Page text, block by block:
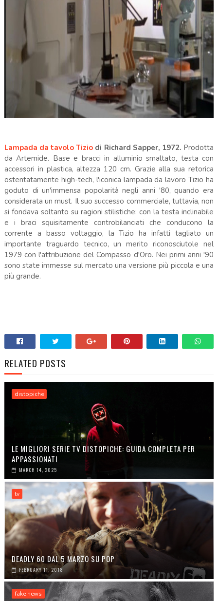
Lampada da tavolo Tizio di Richard Sapper, 1972. Prodotta
da Artemide. Base e bracci in alluminio smaltato, testa con
accessori in plastica, altezza 120 cm. Grazie alla sua retorica
ostentatamente high-tech, l'iconica lampada da lavoro Tizio ha
goduto di un'immensa popolarità negli anni '80, quando era
considerata un must. Il suo successo commerciale, tuttavia, non
si fondava soltanto su ragioni stilistiche: con la testa inclinabile
e i braci squisitamente controbilanciati che conducono la
corrente a basso voltaggio, la Tizio ha infatti tagliato un
importante traguardo tecnico, un merito riconosciutole nel
1979 con l'attribuzione del Compasso d'Oro. Nei primi anni '90
sono state immesse sul mercato una versione più piccola e una
più grande.
RELATED POSTS
distopiche
LE MIGLIORI SERIE TV DISTOPICHE: GUIDA COMPLETA PER
APPASSIONATI
MARCH 14, 2025
tv
DEADLY 60 DAL 5 MARZO SU POP
FEBRUARY 11, 2018
fake news